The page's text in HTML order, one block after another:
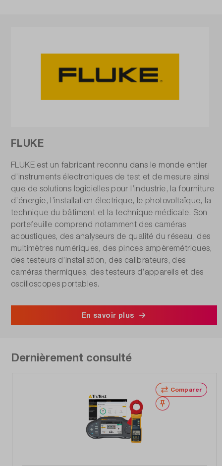
FLUKE
FLUKE est un fabricant reconnu dans le monde entier
d’instruments électroniques de test et de mesure ainsi
que de solutions logicielles pour l’industrie, la fourniture
d’énergie, l’installation électrique, le photovoltaïque, la
technique du bâtiment et la technique médicale. Son
portefeuille comprend notamment des caméras
acoustiques, des analyseurs de qualité du réseau, des
multimètres numériques, des pinces ampèremétriques,
des testeurs d’installation, des calibrateurs, des
caméras thermiques, des testeurs d’appareils et des
oscilloscopes portables.
En savoir plus
Dernièrement consulté
Comparer
Noter